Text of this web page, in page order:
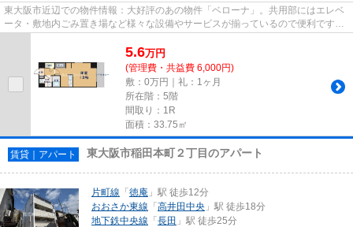
東大阪市近辺での物件情報：大好評のあの物件「ベローナ」。共用部にはエレベ
ータ・敷地内ごみ置き場など様々な設備やサービスが揃っているので便利です。
プライバシーが確保しやすく...
5.6万円
(管理費・共益費 6,000円)
敷：0万円｜礼：1ヶ月
所在階：5階
間取り：1R
面積：33.75㎡
賃貸｜アパート 東大阪市稲田本町２丁目のアパート
片町線 「徳庵 」駅 徒歩12分
おおさか東線 「高井田中央 」駅 徒歩18分
地下鉄中央線 「長田 」駅 徒歩25分